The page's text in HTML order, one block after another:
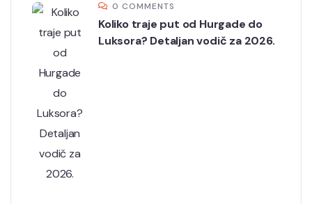
0 COMMENTS
Koliko traje put od Hurgade do
Luksora? Detaljan vodič za 2026.